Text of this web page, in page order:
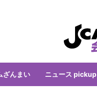
ざんまい ニュース pickup